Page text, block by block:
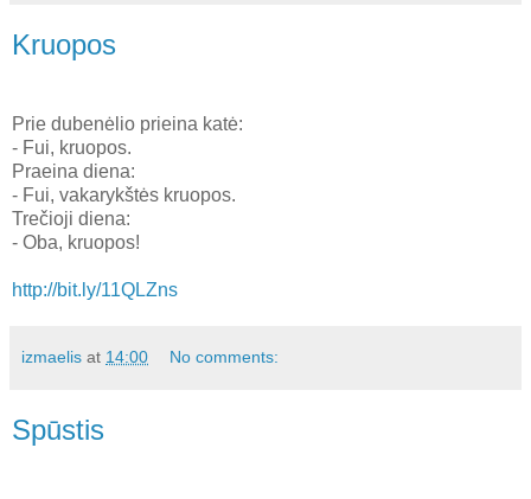
Kruopos
Prie dubenėlio prieina katė:
- Fui, kruopos.
Praeina diena:
- Fui, vakarykštės kruopos.
Trečioji diena:
- Oba, kruopos!
http://bit.ly/11QLZns
izmaelis at 14:00 No comments:
Spūstis